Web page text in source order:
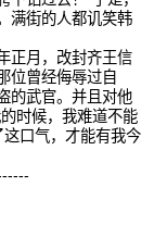
满街的人都讥笑韩
正月，改封齐王信
位曾经侮辱过自
的武官。并且对他
时候，我难道不能
口气，才能有我今